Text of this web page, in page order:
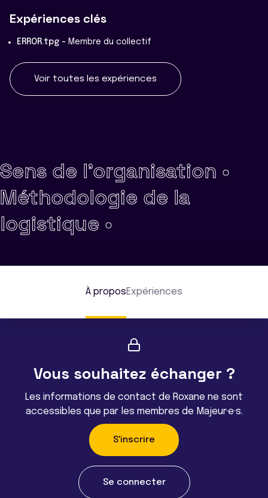
Expériences clés
ERROR.tpg - Membre du collectif
Voir toutes les expériences
Sens de l'organisation •
Méthodologie de la
logistique •
À proposExpériences
Vous souhaitez échanger ?
Les informations de contact de Roxane ne sont
accessibles que par les membres de Majeur·e·s.
S'inscrire
Se connecter